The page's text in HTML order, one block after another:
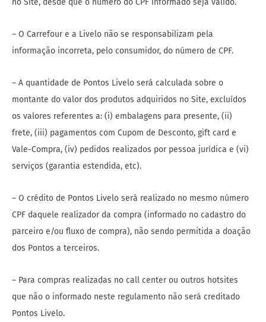
no Site, desde que o número do CPF informado seja válido.
– O Carrefour e a Livelo não se responsabilizam pela
informação incorreta, pelo consumidor, do número de CPF.
– A quantidade de Pontos Livelo será calculada sobre o
montante do valor dos produtos adquiridos no Site, excluídos
os valores referentes a: (i) embalagens para presente, (ii)
frete, (iii) pagamentos com Cupom de Desconto, gift card e
Vale-Compra, (iv) pedidos realizados por pessoa jurídica e (vi)
serviços (garantia estendida, etc).
– O crédito de Pontos Livelo será realizado no mesmo número
CPF daquele realizador da compra (informado no cadastro do
parceiro e/ou fluxo de compra), não sendo permitida a doação
dos Pontos a terceiros.
– Para compras realizadas no call center ou outros hotsites
que não o informado neste regulamento não será creditado
Pontos Livelo.